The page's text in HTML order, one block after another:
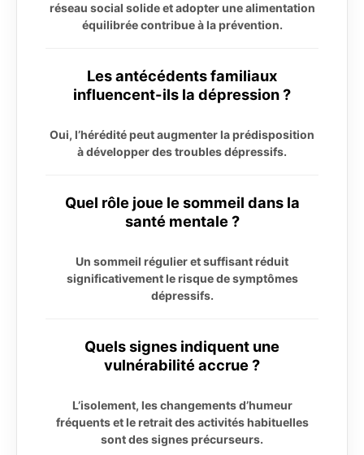
réseau social solide et adopter une alimentation
équilibrée contribue à la prévention.
Les antécédents familiaux
influencent-ils la dépression ?
Oui, l’hérédité peut augmenter la prédisposition
à développer des troubles dépressifs.
Quel rôle joue le sommeil dans la
santé mentale ?
Un sommeil régulier et suffisant réduit
significativement le risque de symptômes
dépressifs.
Quels signes indiquent une
vulnérabilité accrue ?
L’isolement, les changements d’humeur
fréquents et le retrait des activités habituelles
sont des signes précurseurs.